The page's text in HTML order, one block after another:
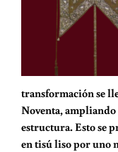
transformación se
Noventa,
estructura. Esto se
en tisú liso por uno